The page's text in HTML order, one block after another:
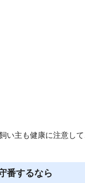
い主も健康に注意し
番するなら